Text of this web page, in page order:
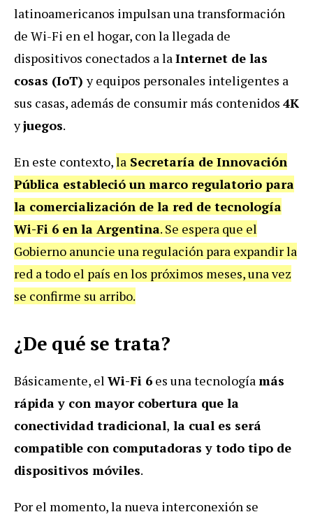
latinoamericanos impulsan una transformación
de Wi-Fi en el hogar, con la llegada de
dispositivos conectados a laInternet de las
cosas (IoT)y equipos personales inteligentes a
sus casas, además de consumir más contenidos 4K
yjuegos.
En este contexto,la Secretaría de Innovación
Pública estableció un marco regulatorio para
la comercialización de la red de tecnología
Wi-Fi 6 en la Argentina. Se espera que el
Gobierno anuncie una regulación para expandir la
red a todo el país en los próximos meses, una vez
se confirme su arribo.
¿De qué se trata?
Básicamente, el Wi-Fi 6 es una tecnologíamás
rápida y con mayor cobertura que la
conectividad tradicional, la cual es será
compatible con computadoras y todo tipo de
dispositivos móviles.
Por el momento, la nueva interconexión se